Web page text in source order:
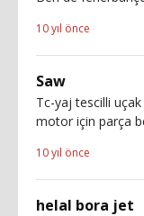
10 yıl önce
Saw
Tc-yaj tescilli uçak
motor için parça
10 yıl önce
helal bora jet